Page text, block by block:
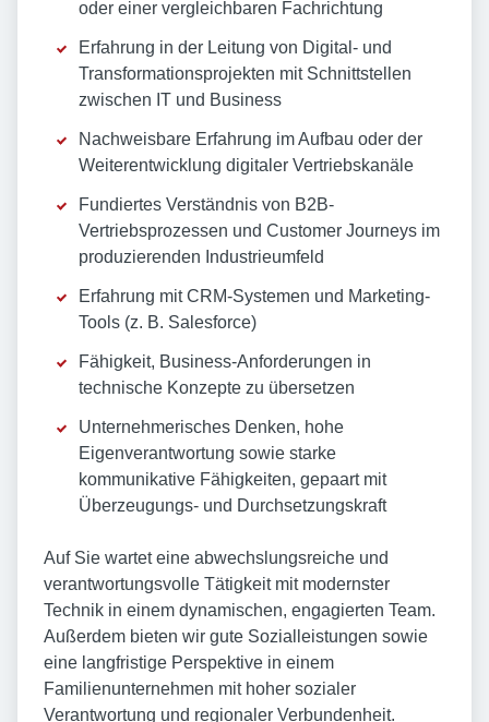
oder einer vergleichbaren Fachrichtung
Erfahrung in der Leitung von Digital- und
Transformationsprojekten mit Schnittstellen
zwischen IT und Business
Nachweisbare Erfahrung im Aufbau oder der
Weiterentwicklung digitaler Vertriebskanäle
Fundiertes Verständnis von B2B-
Vertriebsprozessen und Customer Journeys im
produzierenden Industrieumfeld
Erfahrung mit CRM-Systemen und Marketing-
Tools (z. B. Salesforce)
Fähigkeit, Business-Anforderungen in
technische Konzepte zu übersetzen
Unternehmerisches Denken, hohe
Eigenverantwortung sowie starke
kommunikative Fähigkeiten, gepaart mit
Überzeugungs- und Durchsetzungskraft
Auf Sie wartet eine abwechslungsreiche und
verantwortungsvolle Tätigkeit mit modernster
Technik in einem dynamischen, engagierten Team.
Außerdem bieten wir gute Sozialleistungen sowie
eine langfristige Perspektive in einem
Familienunternehmen mit hoher sozialer
Verantwortung und regionaler Verbundenheit.